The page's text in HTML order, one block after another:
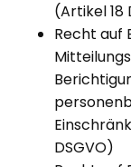
(Artikel 18
Recht auf
DSGVO)